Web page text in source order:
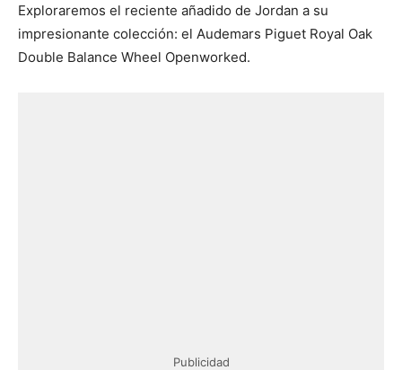
Exploraremos el reciente añadido de Jordan a su
impresionante colección: el Audemars Piguet Royal Oak
Double Balance Wheel Openworked.
Publicidad